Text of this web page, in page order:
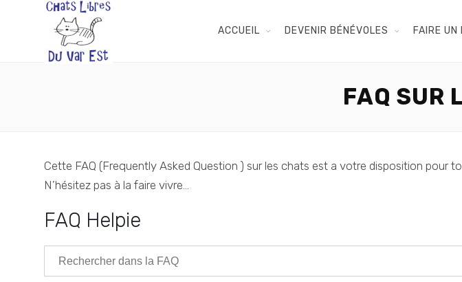
ACCUEIL DEVENIR BÉNÉVOLES FAIRE UN
FAQ SUR
Cette FAQ (Frequently Asked Question ) sur les chats est a votre disposition pour
N’hésitez pas à la faire vivre…
FAQ Helpie